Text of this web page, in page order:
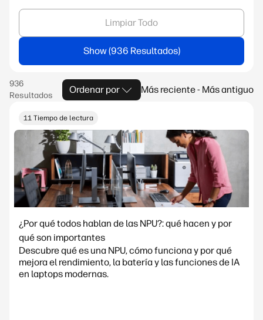
Limpiar Todo
Show
Ordenar por Más reciente - Más antiguo
11 Tiempo de lectura
¿Por qué todos hablan de las NPU?: qué hacen y por
qué son importantes
Descubre qué es una NPU, cómo funciona y por qué
mejora el rendimiento, la batería y las funciones de IA
en laptops modernas.